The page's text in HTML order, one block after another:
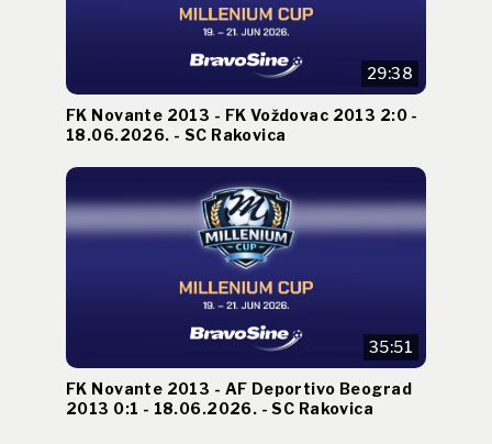
29:38
FK Novante 2013 - FK Voždovac 2013 2:0 -
18.06.2026. - SC Rakovica
35:51
FK Novante 2013 - AF Deportivo Beograd
2013 0:1 - 18.06.2026. - SC Rakovica